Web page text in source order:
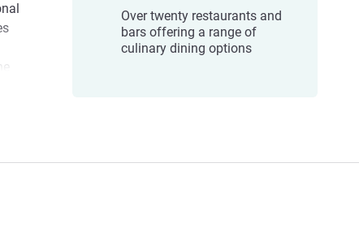
Over twenty restaurants and
bars offering a range of
culinary dining options